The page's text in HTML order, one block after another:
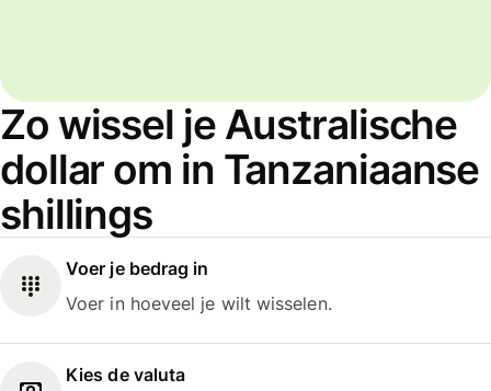
Zo wissel je Australische
dollar om in Tanzaniaanse
shillings
Voer je bedrag in
Voer in hoeveel je wilt wisselen.
Kies de valuta